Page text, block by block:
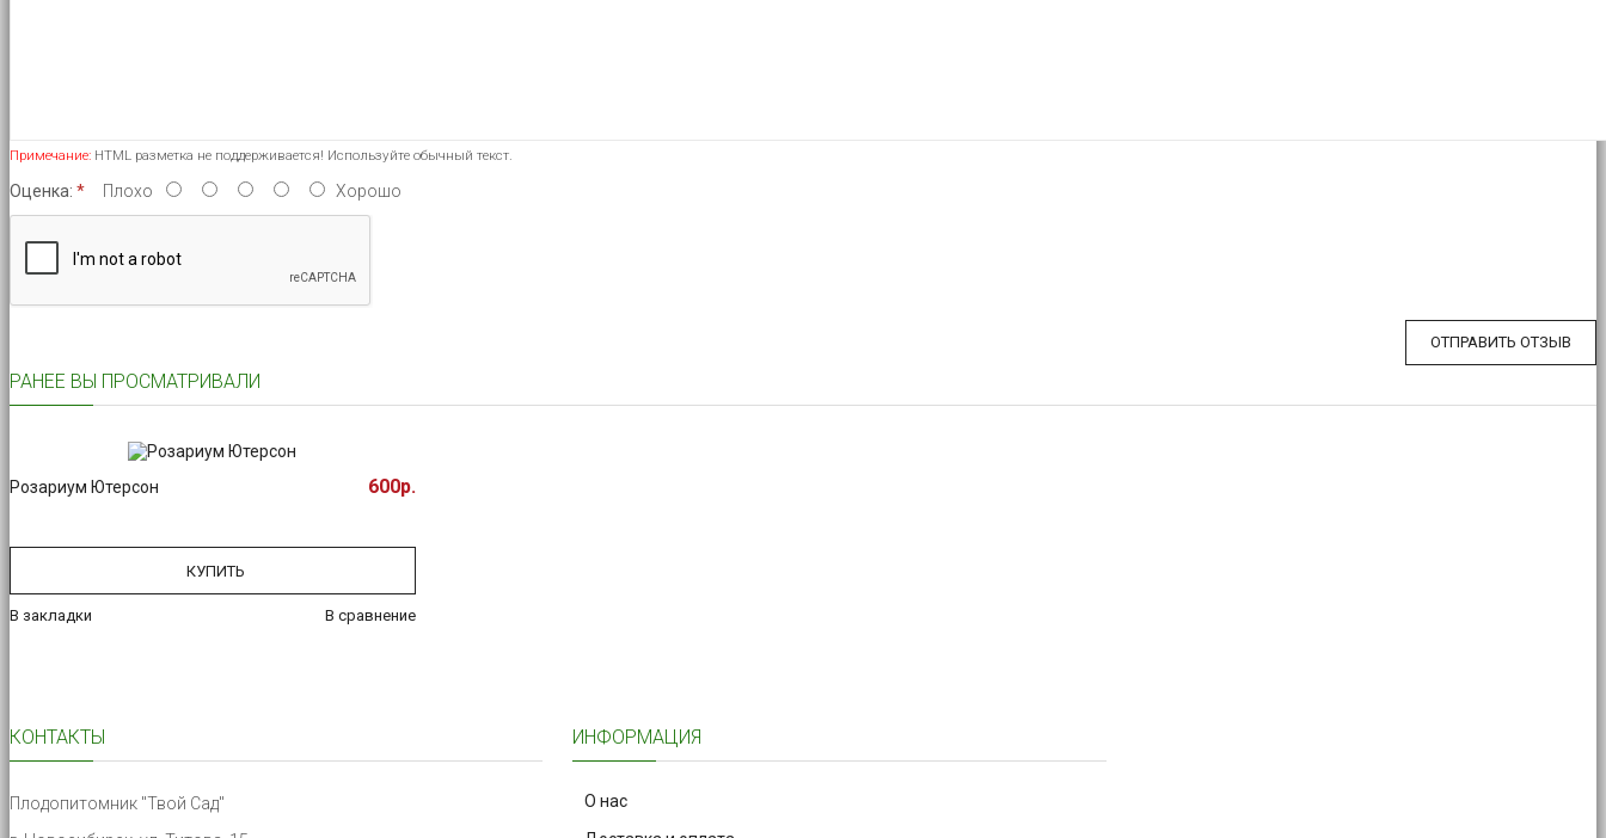
Примечание: HTML разметка не поддерживается! Используйте обычный текст.
Оценка: Плохо Хорошо
ОТПРАВИТЬ ОТЗЫВ
РАНЕЕ ВЫ ПРОСМАТРИВАЛИ
Розариум Ютерсон 600р.
КУПИТЬ
В закладки В сравнение
КОНТАКТЫ
Плодопитомник "Твой Сад"
ИНФОРМАЦИЯ
О нас